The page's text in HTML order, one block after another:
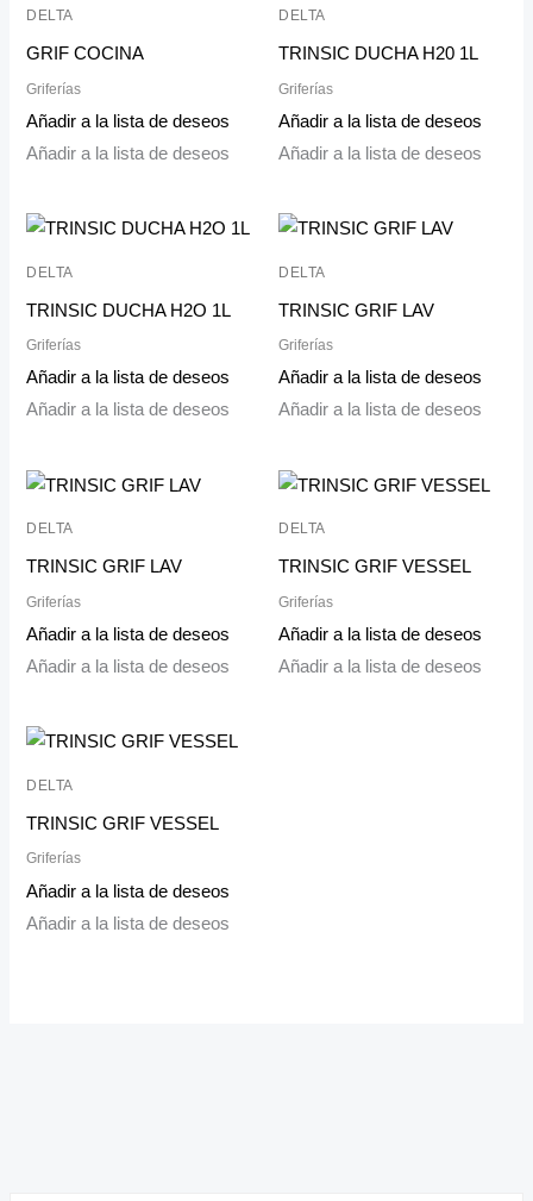
DELTA
GRIF COCINA
Griferías
Añadir a la lista de deseos
Añadir a la lista de deseos
DELTA
TRINSIC DUCHA H20 1L
Griferías
Añadir a la lista de deseos
Añadir a la lista de deseos
DELTA
TRINSIC DUCHA H2O 1L
Griferías
Añadir a la lista de deseos
Añadir a la lista de deseos
DELTA
TRINSIC GRIF LAV
Griferías
Añadir a la lista de deseos
Añadir a la lista de deseos
DELTA
TRINSIC GRIF LAV
Griferías
Añadir a la lista de deseos
Añadir a la lista de deseos
DELTA
TRINSIC GRIF VESSEL
Griferías
Añadir a la lista de deseos
Añadir a la lista de deseos
DELTA
TRINSIC GRIF VESSEL
Griferías
Añadir a la lista de deseos
Añadir a la lista de deseos